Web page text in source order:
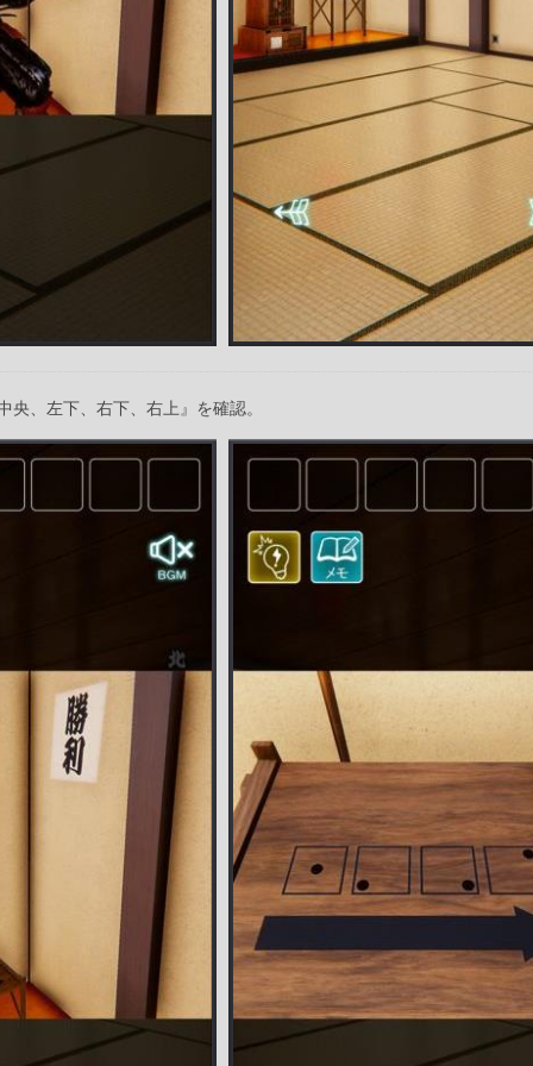
央、左下、右下、右上』を確認。